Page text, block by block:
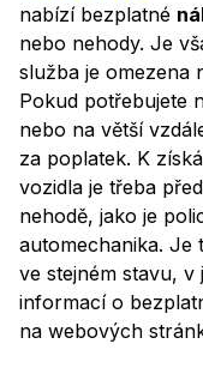
nabízí bezplatné
nebo nehody. Je
služba je omezena
Pokud potřebujete
nebo na větší
za poplatek. K
vozidla je třeba
nehodě, jako je
automechanika. Je
ve stejném stavu,
informací o
na webových